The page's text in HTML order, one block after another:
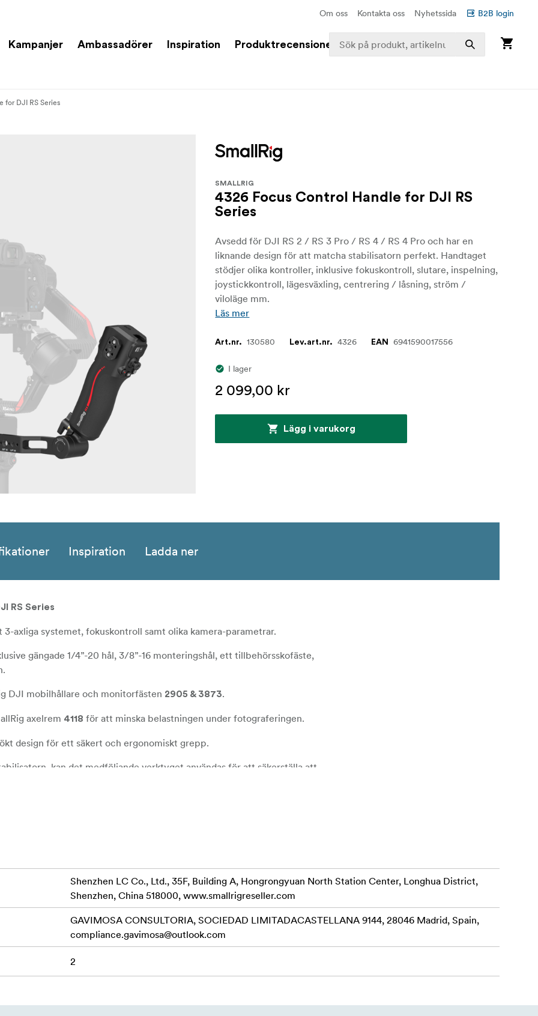
Om oss Kontakta oss Nyhetssida B2B login
Kampanjer Ambassadörer Inspiration Produktrecensioner
for DJI RS Series
SMALLRIG
4326 Focus Control Handle for DJI RS
Series
Avsedd för DJI RS 2 / RS 3 Pro / RS 4 / RS 4 Pro och har en
liknande design för att matcha stabilisatorn perfekt. Handtaget
stödjer olika kontroller, inklusive fokuskontroll, slutare, inspelning,
joystickkontroll, lägesväxling, centrering / låsning, ström /
viloläge mm.
Läs mer
Art.nr. 130580 Lev.art.nr. 4326 EAN 6941590017556
I lager
2 099,00 kr
Lägg i varukorg
Inspiration Ladda ner
RS Series
axliga systemet, fokuskontroll samt olika kamera-parametrar.
gängade 1/4”-20 hål, 3/8”-16 monteringshål, ett tillbehörsskofäste,
DJI mobilhållare och monitorfästen 2905 & 3873.
axelrem 4118 för att minska belastningen under fotograferingen.
design för ett säkert och ergonomiskt grepp.
kan det medföljande verktyget användas för att säkerställa att
Shenzhen LC Co., Ltd., 35F, Building A, Hongrongyuan North Station Center, Longhua District,
Shenzhen, China 518000, www.smallrigreseller.com
GAVIMOSA CONSULTORIA, SOCIEDAD LIMITADACASTELLANA 9144, 28046 Madrid, Spain,
compliance.gavimosa@outlook.com
2